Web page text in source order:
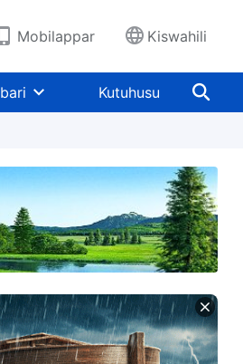
Mobilappar Kiswahili
Kutuhusu